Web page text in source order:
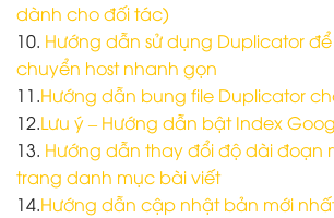
dành cho đối tác)
10. Hướng dẫn sử dụng Duplicator
chuyển host nhanh gọn
11.Hướng dẫn bung file Duplicator
12.Lưu ý – Hướng dẫn bật Index
13. Hướng dẫn thay đổi độ dài đoạn
trang danh mục bài viết
14.Hướng dẫn cập nhật bản mới